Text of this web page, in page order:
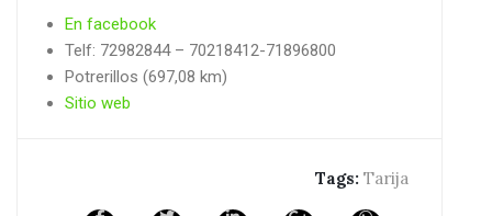
En facebook
Telf: 72982844 – 70218412-71896800
Potrerillos (697,08 km)
Sitio web
Tags: Tarija